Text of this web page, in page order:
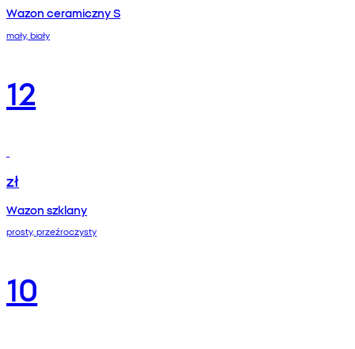
Wazon ceramiczny S
mały, biały
12
zł
Wazon szklany
prosty, przeźroczysty
10